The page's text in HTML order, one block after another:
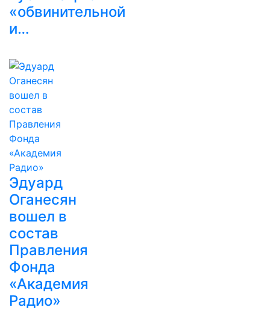
«обвинительной
и…
Эдуард
Оганесян
вошел в
состав
Правления
Фонда
«Академия
Радио»